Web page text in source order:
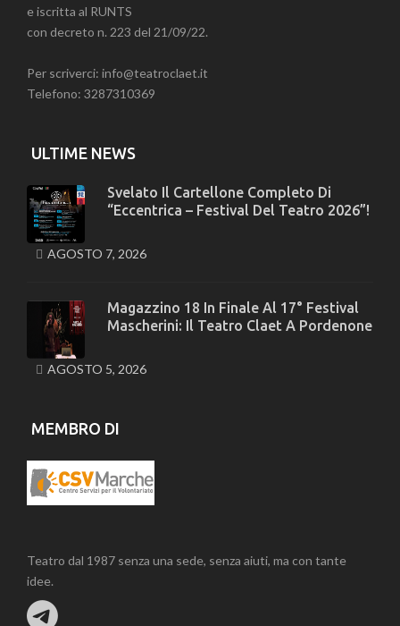
e iscritta al RUNTS
con decreto n. 223 del 21/09/22.
Per scriverci: info@teatroclaet.it
Telefono: 3287310369
ULTIME NEWS
Svelato Il Cartellone Completo Di
“Eccentrica – Festival Del Teatro 2026”!
AGOSTO 7, 2026
Magazzino 18 In Finale Al 17° Festival
Mascherini: Il Teatro Claet A Pordenone
AGOSTO 5, 2026
MEMBRO DI
Teatro dal 1987 senza una sede, senza aiuti, ma con tante
idee.